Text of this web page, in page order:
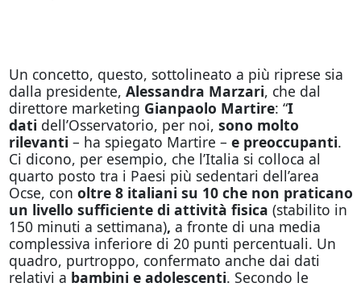
Un concetto, questo, sottolineato a più riprese sia
dalla presidente, Alessandra Marzari, che dal
direttore marketing Gianpaolo Martire: “I
dati dell’Osservatorio, per noi, sono molto
rilevanti – ha spiegato Martire – e preoccupanti.
Ci dicono, per esempio, che l’Italia si colloca al
quarto posto tra i Paesi più sedentari dell’area
Ocse, con oltre 8 italiani su 10 che non praticano
un livello sufficiente di attività fisica (stabilito in
150 minuti a settimana), a fronte di una media
complessiva inferiore di 20 punti percentuali. Un
quadro, purtroppo, confermato anche dai dati
relativi a bambini e adolescenti. Secondo le